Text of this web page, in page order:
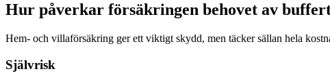
Hur påverkar försäkringen behovet av
Hem- och villaförsäkring ger ett viktigt skydd, men täcker sällan hela
Självrisk